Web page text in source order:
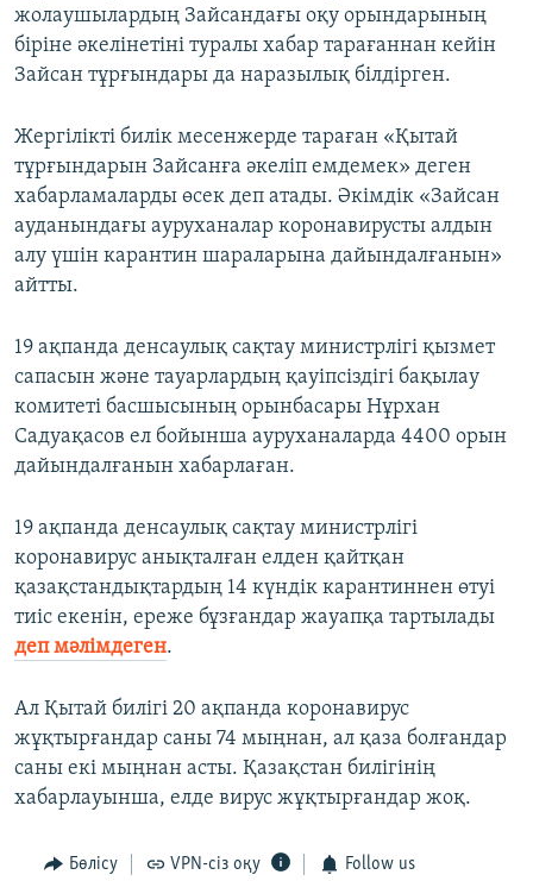
жолаушылардың Зайсандағы оқу орындарының
біріне әкелінетіні туралы хабар тарағаннан кейін
Зайсан тұрғындары да наразылық білдірген.
Жергілікті билік месенжерде тараған «Қытай
тұрғындарын Зайсанға әкеліп емдемек» деген
хабарламаларды өсек деп атады. Әкімдік «Зайсан
ауданындағы ауруханалар коронавирусты алдын
алу үшін карантин шараларына дайындалғанын»
айтты.
19 ақпанда денсаулық сақтау министрлігі қызмет
сапасын және тауарлардың қауіпсіздігі бақылау
комитеті басшысының орынбасары Нұрхан
Садуақасов ел бойынша ауруханаларда 4400 орын
дайындалғанын хабарлаған.
19 ақпанда денсаулық сақтау министрлігі
коронавирус анықталған елден қайтқан
қазақстандықтардың 14 күндік карантиннен өтуі
тиіс екенін, ереже бұзғандар жауапқа тартылады
деп мәлімдеген.
Ал Қытай билігі 20 ақпанда коронавирус
жұқтырғандар саны 74 мыңнан, ал қаза болғандар
саны екі мыңнан асты. Қазақстан билігінің
хабарлауынша, елде вирус жұқтырғандар жоқ.
Бөлісу VPN-сіз оқу Follow us